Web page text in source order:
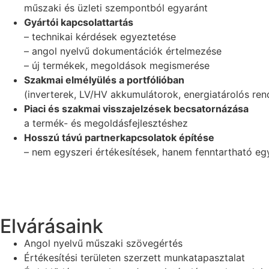
műszaki és üzleti szempontból egyaránt
Gyártói kapcsolattartás
– technikai kérdések egyeztetése
– angol nyelvű dokumentációk értelmezése
– új termékek, megoldások megismerése
Szakmai elmélyülés a portfólióban
(inverterek, LV/HV akkumulátorok, energiatárolós
Piaci és szakmai visszajelzések becsatornázása
a termék- és megoldásfejlesztéshez
Hosszú távú partnerkapcsolatok építése
– nem egyszeri értékesítések, hanem fenntartható
Elvárásaink
Angol nyelvű műszaki szövegértés
Értékesítési területen szerzett munkatapasztalat